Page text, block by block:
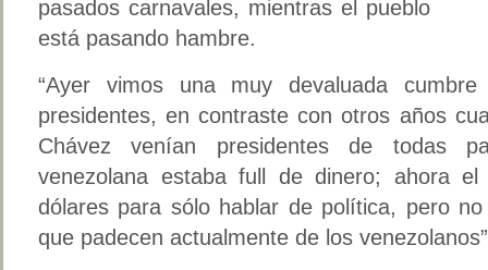
pasados carnavales, mientras el pueblo
está pasando hambre.
“Ayer vimos una muy devaluada
presidentes, en contraste con otros años
Chávez venían presidentes de todas
venezolana estaba full de dinero; ahora
dólares para sólo hablar de política, pero
que padecen actualmente de los